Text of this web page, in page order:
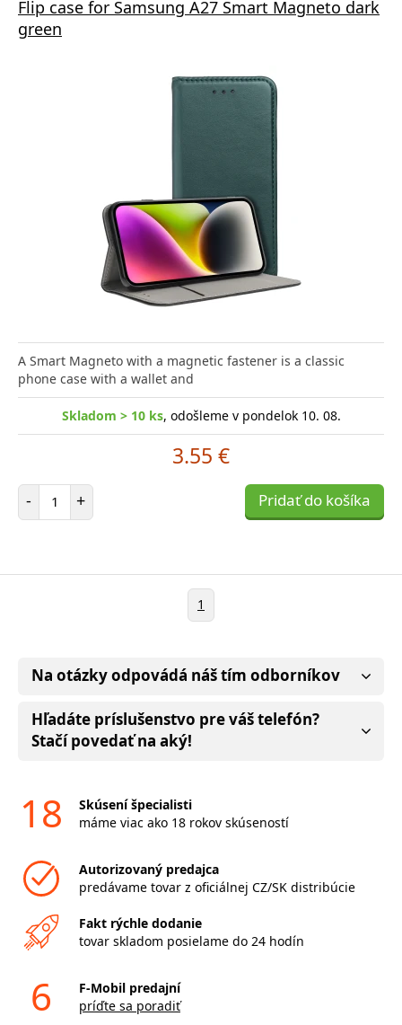
Flip case for Samsung A27 Smart Magneto dark
green
A Smart Magneto with a magnetic fastener is a classic
phone case with a wallet and
Skladom > 10 ks, odošleme v pondelok 10. 08.
3.55 €
- Počet položiek
+ Pridať do košíka
1
Na otázky odpovádá náš tím odborníkov
Hľadáte príslušenstvo pre váš telefón?
Stačí povedať na aký!
18
Skúsení špecialisti
máme viac ako 18 rokov skúseností
Autorizovaný predajca
predávame tovar z oficiálnej CZ/SK distribúcie
Fakt rýchle dodanie
tovar skladom posielame do 24 hodín
6
F-Mobil predajní
príďte sa poradiť